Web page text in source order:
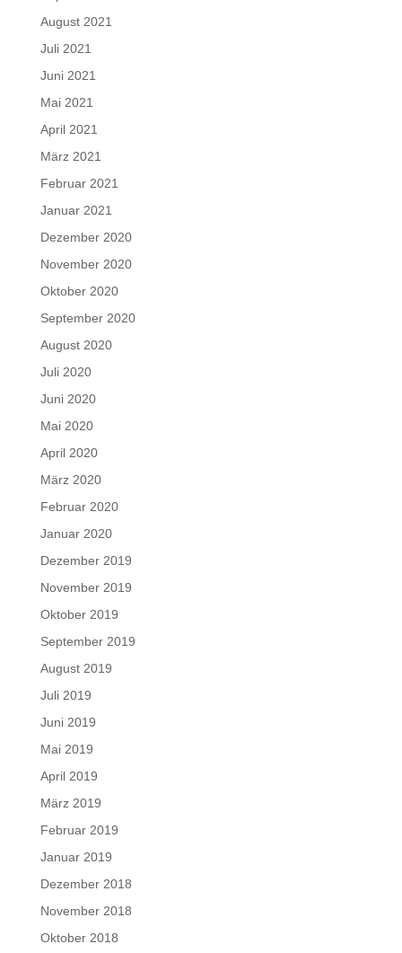
August 2021
Juli 2021
Juni 2021
Mai 2021
April 2021
März 2021
Februar 2021
Januar 2021
Dezember 2020
November 2020
Oktober 2020
September 2020
August 2020
Juli 2020
Juni 2020
Mai 2020
April 2020
März 2020
Februar 2020
Januar 2020
Dezember 2019
November 2019
Oktober 2019
September 2019
August 2019
Juli 2019
Juni 2019
Mai 2019
April 2019
März 2019
Februar 2019
Januar 2019
Dezember 2018
November 2018
Oktober 2018